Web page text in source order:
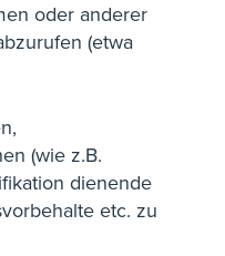
oder anderer
(etwa
(wie z.B.
dienende
etc. zu